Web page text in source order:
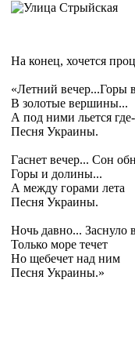
На конец, хочется
«Летний вечер...Горы
В золотые вершины...
А под ними льется
Песня Украины.
Гаснет вечер... Сон
Горы и долины...
А между горами лета
Песня Украины.
Ночь давно... Заснуло
Только море течет
Но щебечет над ним
Песня Украины.»